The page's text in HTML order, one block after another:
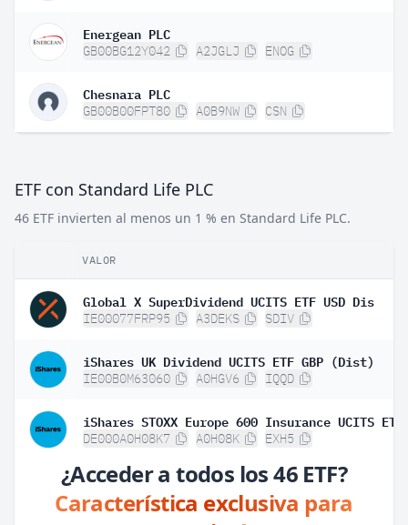
Energean PLC
GB00BG12Y042 A2JGLJ ENOG
Chesnara PLC
GB00B00FPT80 A0B9NW CSN
ETF con Standard Life PLC
46 ETF invierten al menos un 1 % en Standard Life PLC.
VALOR
Global X SuperDividend UCITS ETF USD Dis
IE00077FRP95 A3DEKS SDIV
iShares UK Dividend UCITS ETF GBP (Dist)
IE00B0M63060 A0HGV6 IQQD
DE000A0H08K7 A0H08K EXH5
¿Acceder a todos los 46 ETF?
Característica exclusiva para